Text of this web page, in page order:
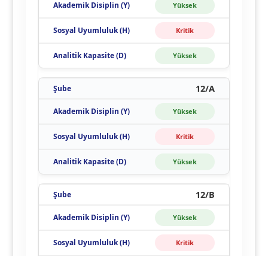
Yüksek
Kritik
Yüksek
12/A
Yüksek
Kritik
Yüksek
12/B
Yüksek
Kritik